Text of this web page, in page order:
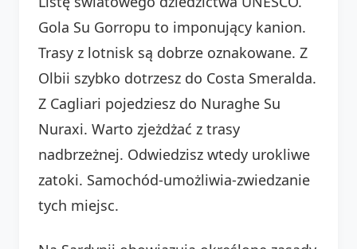
Gola Su Gorropu to imponujący kanion.
Trasy z lotnisk są dobrze oznakowane. Z
Olbii szybko dotrzesz do Costa Smeralda.
Z Cagliari pojedziesz do Nuraghe Su
Nuraxi. Warto zjeżdżać z trasy
nadbrzeżnej. Odwiedzisz wtedy urokliwe
zatoki. Samochód-umożliwia-zwiedzanie
tych miejsc.